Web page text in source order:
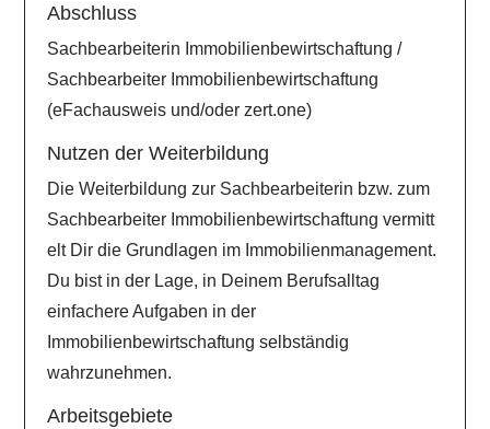
Abschluss
Sachbearbeiterin Immobilienbewirtschaftung /
Sachbearbeiter Immobilienbewirtschaftung
(eFachausweis und/oder zert.one)
Nutzen der Weiterbildung
Die Weiterbildung zur Sachbearbeiterin bzw. zum
Sachbearbeiter Immobilienbewirtschaftung vermitt
elt Dir die Grundlagen im Immobilienmanagement.
Du bist in der Lage, in Deinem Berufsalltag
einfachere Aufgaben in der
Immobilienbewirtschaftung selbständig
wahrzunehmen.
Arbeitsgebiete